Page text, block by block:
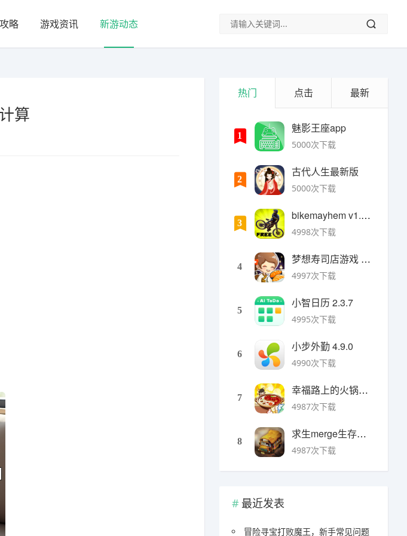
略 游戏资讯 新游动态
算
热门 点击 最新
1
魅影王座app
5000次下载
2
古代人生最新版
5000次下载
3
bikemayhem v1.6.2安卓版
4998次下载
4
梦想寿司店游戏 v4.14.1安卓版
4997次下载
5
小智日历 2.3.7
4995次下载
6
小步外勤 4.9.0
4990次下载
7
幸福路上的火锅店官方版 v5.3.5安卓版
4987次下载
8
求生merge生存之地手机版 v1.48.0安卓版
4987次下载
最近发表
冒险寻宝打败魔王，新手常见问题